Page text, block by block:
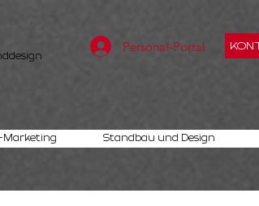
Personal-Portal
Marketing Standbau und Design